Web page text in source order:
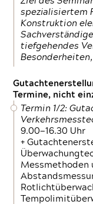
spezialisiertem
Konstruktion
tiefgehendes
Termine, nicht
Termin 1/2:
9.00—16.30 Uhr
+
Messmethoden